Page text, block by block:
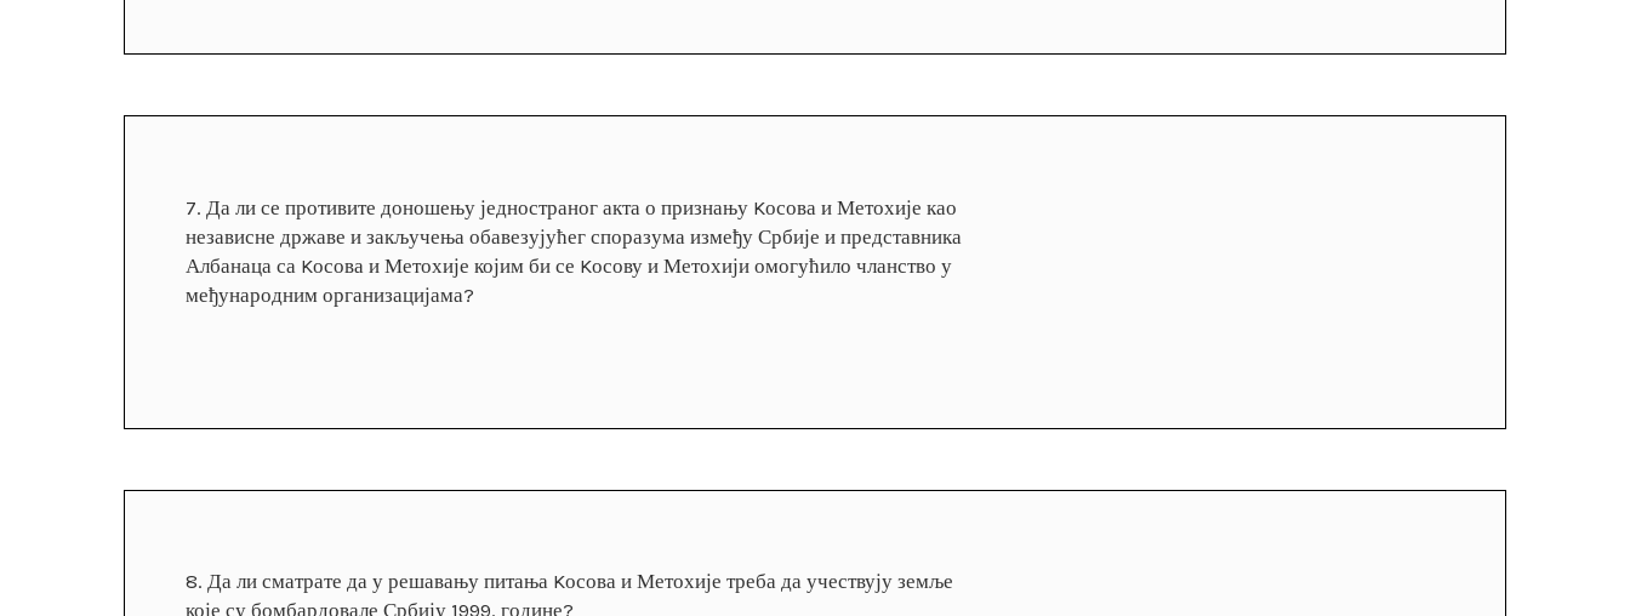
7. Да ли се противите доношењу једностраног акта о признању Kосова и Метохије као
независне државе и закључења обавезујућег споразума између Србије и представника
Албанаца са Kосова и Метохије којим би се Kосову и Метохији омогућило чланство у
међународним организацијама?
8. Да ли сматрате да у решавању питања Kосова и Метохије треба да учествују земље
које су бомбардовале Србију 1999. године?